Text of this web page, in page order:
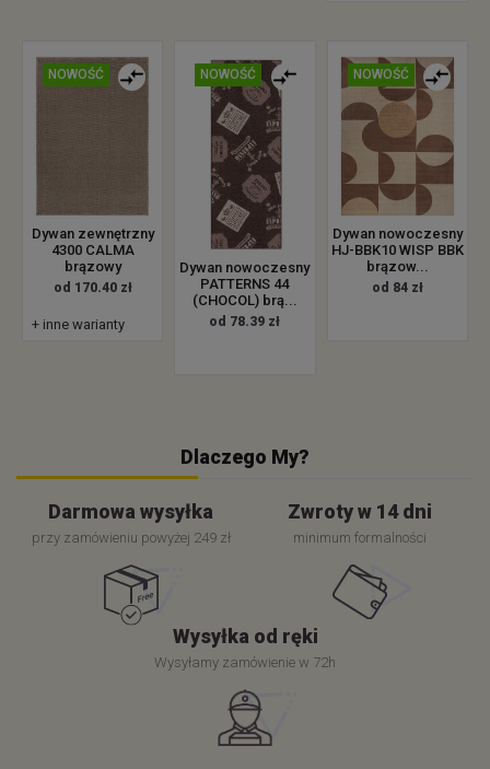
NOWOŚĆ
Dywan zewnętrzny
4300 CALMA
brązowy
od 170.40 zł
+ inne warianty
NOWOŚĆ
Dywan nowoczesny
PATTERNS 44
(CHOCOL) brą...
od 78.39 zł
NOWOŚĆ
Dywan nowoczesny
HJ-BBK10 WISP BBK
brązow...
od 84 zł
Dlaczego My?
Darmowa wysyłka
przy zamówieniu powyżej 249 zł
Zwroty w 14 dni
minimum formalności
Wysyłka od ręki
Wysyłamy zamówienie w 72h